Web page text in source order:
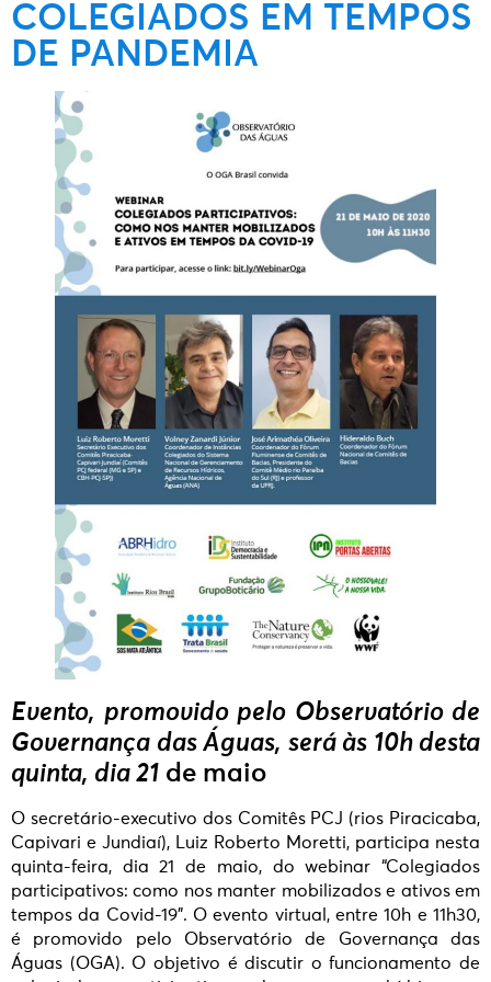
COLEGIADOS EM TEMPOS
DE PANDEMIA
Evento, promovido pelo Observatório de
Governança das Águas, será às 10h desta
quinta, dia 21 de maio
O secretário-executivo dos Comitês PCJ (rios Piracicaba,
Capivari e Jundiaí), Luiz Roberto Moretti, participa nesta
quinta-feira, dia 21 de maio, do webinar “Colegiados
participativos: como nos manter mobilizados e ativos em
tempos da Covid-19”. O evento virtual, entre 10h e 11h30,
é promovido pelo Observatório de Governança das
Águas (OGA). O objetivo é discutir o funcionamento de